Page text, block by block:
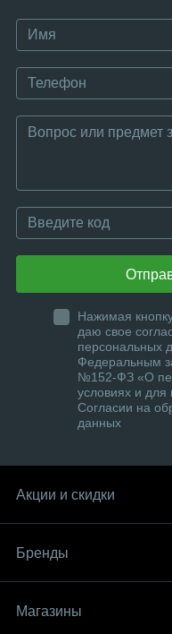
Нажимая
даю свое
персональных
Федеральным
№152-ФЗ «О
условиях и
Согласии на
данных
Акции и скидки
Бренды
Магазины